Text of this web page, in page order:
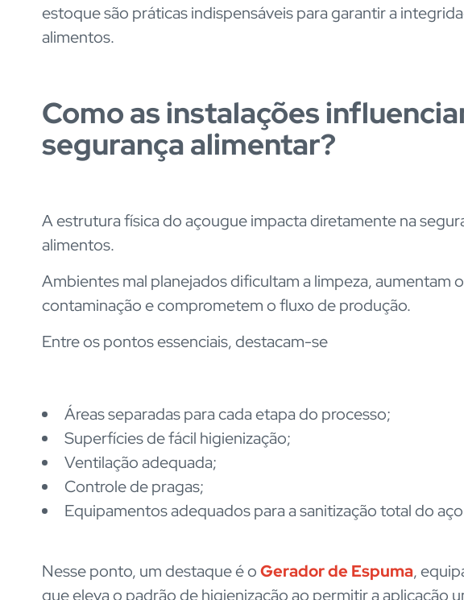
estoque são práticas indispensáveis para garantir a
alimentos.
Como as instalações
segurança alimentar?
A estrutura física do açougue impacta diretamente na
alimentos.
Ambientes mal planejados dificultam a limpeza, aumentam
contaminação e comprometem o fluxo de produção.
Entre os pontos essenciais, destacam-se
Áreas separadas para cada etapa do processo;
Superfícies de fácil higienização;
Ventilação adequada;
Controle de pragas;
Equipamentos adequados para a sanitização total do
Nesse ponto, um destaque é oGerador de Espuma,
que eleva o padrão de higienização ao permitir a aplicação